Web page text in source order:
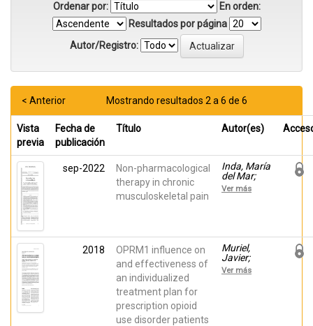
Ordenar por:
En orden:
Resultados por página
Autor/Registro:
Mostrando resultados 2 a 6 de 6
< Anterior
Vista
previa
Fecha de
publicación
Título Autor(es)
sep-2022
Non-pharmacological
therapy in chronic
musculoskeletal pain
Inda, María
del Mar;
Margarit,
César;
Esperanza;
Mateu,
Marga;
Martínez,
Evan;
Ver más
2018
OPRM1 influence on
and effectiveness of
an individualized
treatment plan for
prescription opioid
use disorder patients
Muriel,
Javier;
Margarit,
César;
Ver más